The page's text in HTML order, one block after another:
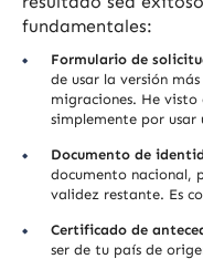
fundamentales:
Formulario de
de usar la versión
migraciones. He visto
simplemente por
Documento de
documento nacional,
validez restante. Es
Certificado de
ser de tu país de